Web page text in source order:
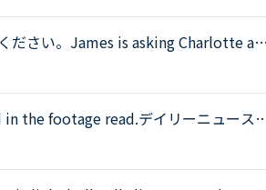
ださい。James is asking Charlotte ab
birthday?Charlotte It was last
the footage read.デイリーニュース <
2/13004The" target="_blank">htt
Instagram